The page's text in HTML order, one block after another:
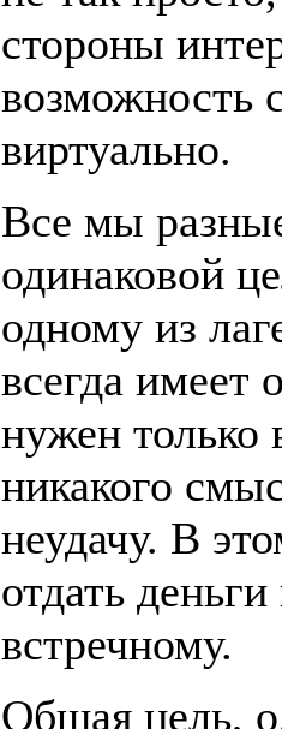
стороны
возможность
виртуально.
Все мы
одинаковой
одному из
всегда имеет
нужен
никакого
неудачу. В
отдать
встречному.
Общая цель,